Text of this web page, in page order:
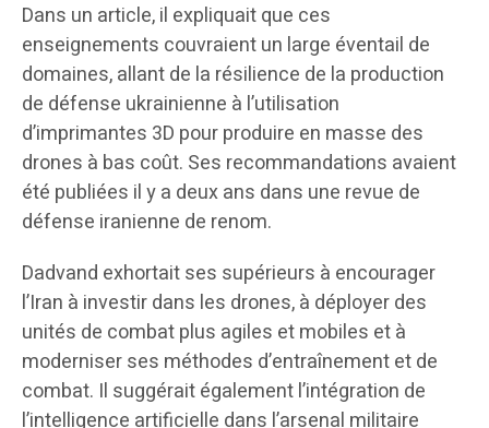
Dans un article, il expliquait que ces
enseignements couvraient un large éventail de
domaines, allant de la résilience de la production
de défense ukrainienne à l’utilisation
d’imprimantes 3D pour produire en masse des
drones à bas coût. Ses recommandations avaient
été publiées il y a deux ans dans une revue de
défense iranienne de renom.
Dadvand exhortait ses supérieurs à encourager
l’Iran à investir dans les drones, à déployer des
unités de combat plus agiles et mobiles et à
moderniser ses méthodes d’entraînement et de
combat. Il suggérait également l’intégration de
l’intelligence artificielle dans l’arsenal militaire